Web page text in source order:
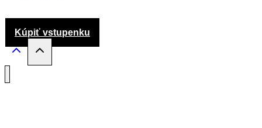
Kúpiť vstupenku